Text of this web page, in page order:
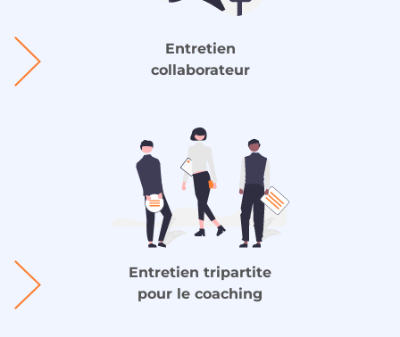
Entretien
collaborateur
Entretien tripartite
pour le coaching